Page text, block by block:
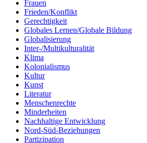
Frauen
Frieden/Konflikt
Gerechtigkeit
Globales Lernen/Globale Bildung
Globalisierung
Inter-/Multikulturalität
Klima
Kolonialismus
Kultur
Kunst
Literatur
Menschenrechte
Minderheiten
Nachhaltige Entwicklung
Nord-Süd-Beziehungen
Partizipation